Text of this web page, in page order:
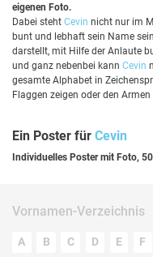
eigenen Foto.
Dabei steht Cevin nicht nur im
bunt und lebhaft sein Name
darstellt, mit Hilfe der Anlaute
und ganz nebenbei kann Cevin
gesamte Alphabet in
Flaggen zeigen oder den
Ein Poster für Cevin
Individuelles Poster mit Foto,
Vornamen-Verzeichnis
A B C D E F